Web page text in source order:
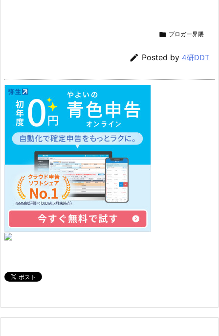
 ブロガー界隈
 Posted by 4研DDT